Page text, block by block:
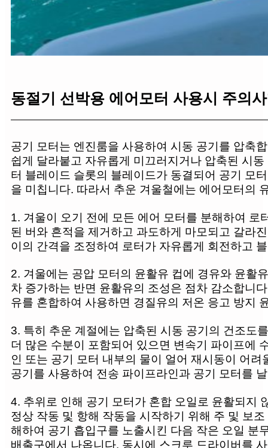
동절기 선박용 에어모터 사용시 주의
공기 모터는 엔진룸을 사용하여 시동 공기를 압축
쉽게 달라붙고 자유롭게 미끄러지거나 압축된 시
터 블레이드 슬롯의 블레이드가 동결되어 공기 모
을 미칩니다. 따라서 추운 겨울철에는 에어모터의
1. 겨울이 오기 전에 모든 에어 모터를 분해하여
된 버와 흔적을 제거하고 과도하게 마모되고 갈라
이의 간격을 조정하여 로터가 자유롭게 회전하고
2. 겨울에는 공압 모터의 윤활유 컵에 경유와 윤활
차 증가하는 반면 윤활유의 조성은 점차 감소합니
유를 혼합하여 사용하면 경질유의 저온 응고 방지
3. 특히 추운 계절에는 압축된 시동 공기의 건조도
더 많은 수분이 포함되어 있으면 변속기 파이프에
인 또는 공기 모터 내부의 물이 얼어 재시동이 어
공기를 사용하여 전송 파이프라인과 공기 모터를
4. 추위로 인해 공기 모터가 혼합 오일로 윤활되지
정상 작동 및 항해 작동을 시작하기 위해 주 및 보
해하여 공기 흡입구를 노출시킨 다음 작은 오일 분
배출구에서 나옵니다. 동시에 스크루 드라이버를